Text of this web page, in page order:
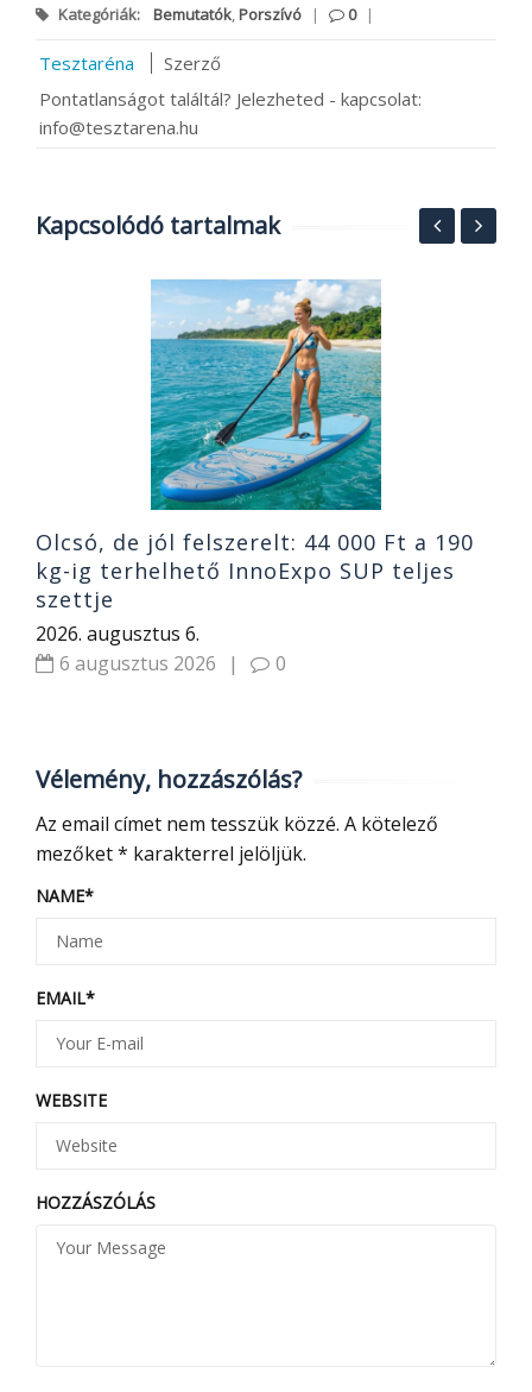
Kategóriák: Bemutatók,Porszívó | 0 |
Tesztaréna
Szerző
Pontatlanságot találtál? Jelezheted - kapcsolat:
info@tesztarena.hu
Kapcsolódó tartalmak
Olcsó, de jól felszerelt: 44 000 Ft a 190
kg-ig terhelhető InnoExpo SUP teljes
szettje
2026. augusztus 6.
6 augusztus 2026
| 0
Vélemény, hozzászólás?
Az email címet nem tesszük közzé. A kötelező
mezőket* karakterrel jelöljük.
NAME*
EMAIL*
WEBSITE
HOZZÁSZÓLÁS